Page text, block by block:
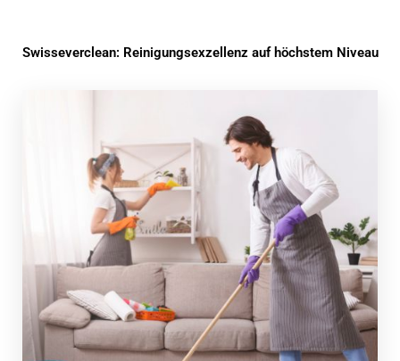
Swisseverclean: Reinigungsexzellenz auf höchstem Niveau